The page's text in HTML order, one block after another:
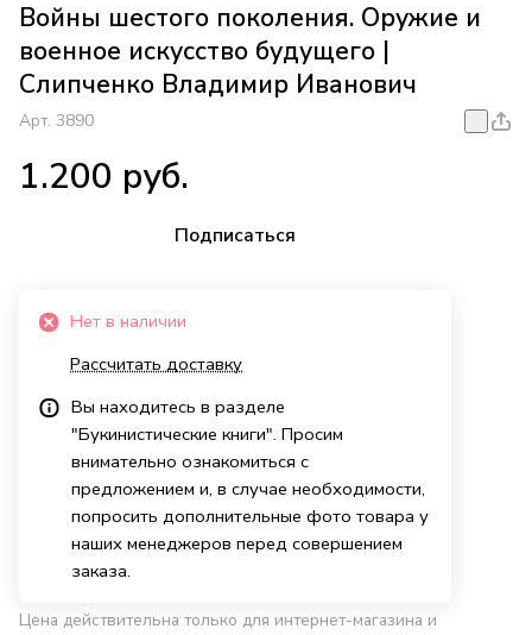
Войны шестого поколения. Оружие и
военное искусство будущего |
Слипченко Владимир Иванович
Арт. 3890
1.200 руб.
Подписаться
Нет в наличии
Рассчитать доставку
Вы находитесь в разделе
"Букинистические книги". Просим
внимательно ознакомиться с
предложением и, в случае необходимости,
попросить дополнительные фото товара у
наших менеджеров перед совершением
заказа.
Цена действительна только для интернет-магазина и